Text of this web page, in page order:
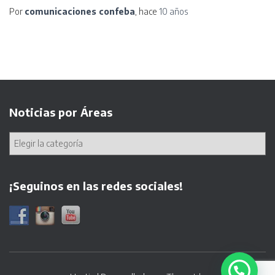
Por comunicaciones confeba , hace 10 años
Noticias por Áreas
¡Seguinos en las redes sociales!